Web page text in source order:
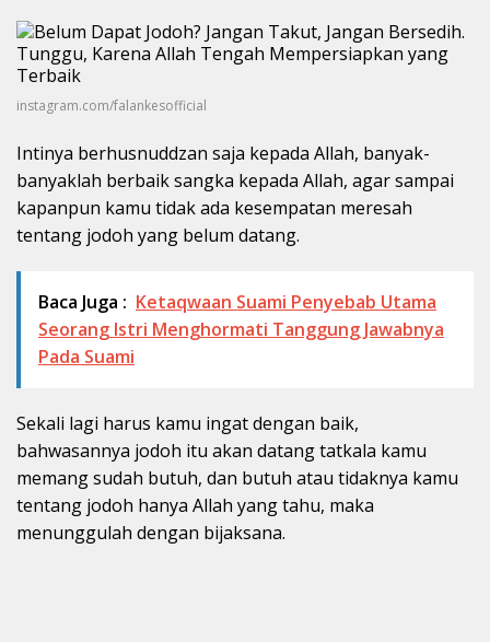
instagram.com/falankesofficial
Intinya berhusnuddzan saja kepada Allah, banyak-
banyaklah berbaik sangka kepada Allah, agar sampai
kapanpun kamu tidak ada kesempatan meresah
tentang jodoh yang belum datang.
Baca Juga : Ketaqwaan Suami Penyebab Utama
Seorang Istri Menghormati Tanggung Jawabnya
Pada Suami
Sekali lagi harus kamu ingat dengan baik,
bahwasannya jodoh itu akan datang tatkala kamu
memang sudah butuh, dan butuh atau tidaknya kamu
tentang jodoh hanya Allah yang tahu, maka
menunggulah dengan bijaksana.